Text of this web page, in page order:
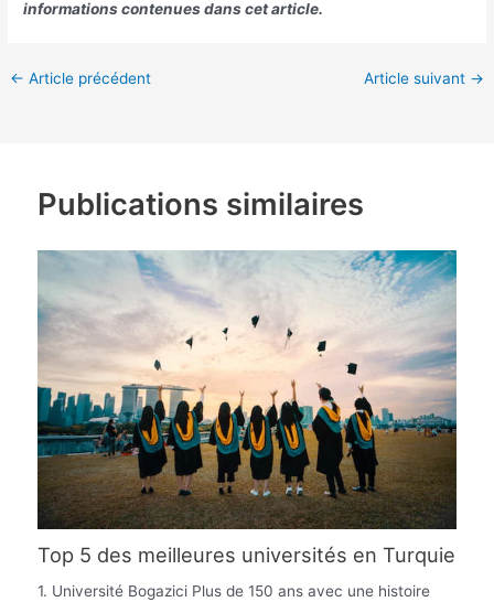
informations contenues dans cet article.
← Article précédent Article suivant →
Publications similaires
Top 5 des meilleures universités en Turquie
1. Université Bogazici Plus de 150 ans avec une histoire